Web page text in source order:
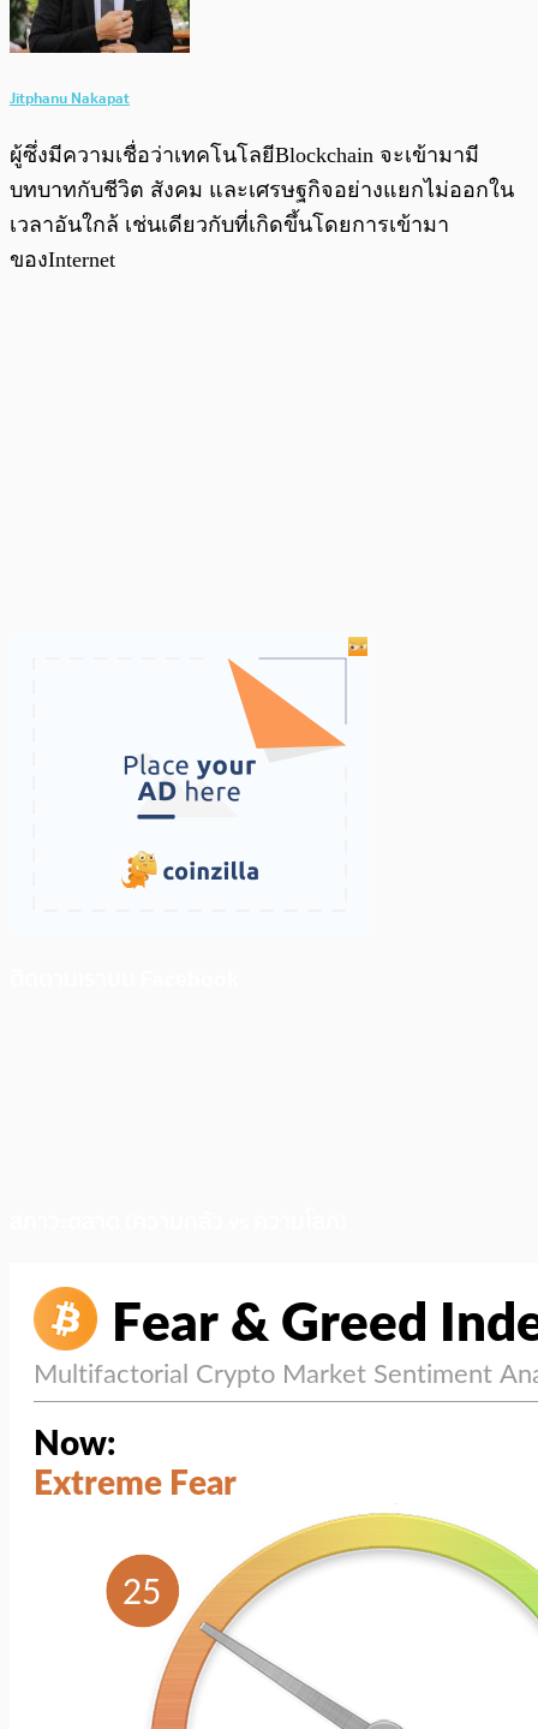
Jitphanu Nakapat
ผู้ซึ่งมีความเชื่อว่าเทคโนโลยีBlockchain จะเข้ามามี
บทบาทกับชีวิต สังคม และเศรษฐกิจอย่างแยกไม่ออกใน
เวลาอันใกล้ เช่นเดียวกับที่เกิดขึ้นโดยการเข้ามา
ของInternet